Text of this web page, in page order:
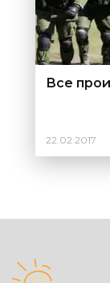
Все
22.02.2017